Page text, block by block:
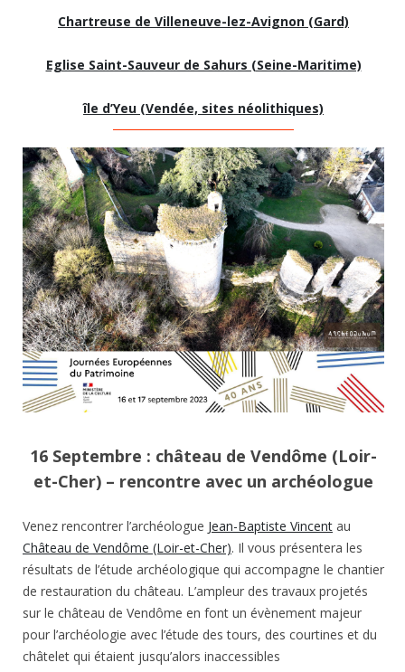
Chartreuse de Villeneuve-lez-Avignon (Gard)
Eglise Saint-Sauveur de Sahurs (Seine-Maritime)
île d’Yeu (Vendée, sites néolithiques)
16 Septembre : château de Vendôme (Loir-
et-Cher) – rencontre avec un archéologue
Venez rencontrer l’archéologue Jean-Baptiste Vincent au
Château de Vendôme (Loir-et-Cher). Il vous présentera les
résultats de l’étude archéologique qui accompagne le chantier
de restauration du château. L’ampleur des travaux projetés
sur le château de Vendôme en font un évènement majeur
pour l’archéologie avec l’étude des tours, des courtines et du
châtelet qui étaient jusqu’alors inaccessibles